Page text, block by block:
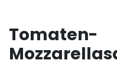
Tomaten-